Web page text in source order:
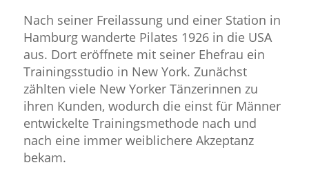
Nach seiner Freilassung und einer Station in
Hamburg wanderte Pilates 1926 in die USA
aus. Dort eröffnete mit seiner Ehefrau ein
Trainingsstudio in New York. Zunächst
zählten viele New Yorker Tänzerinnen zu
ihren Kunden, wodurch die einst für Männer
entwickelte Trainingsmethode nach und
nach eine immer weiblichere Akzeptanz
bekam.